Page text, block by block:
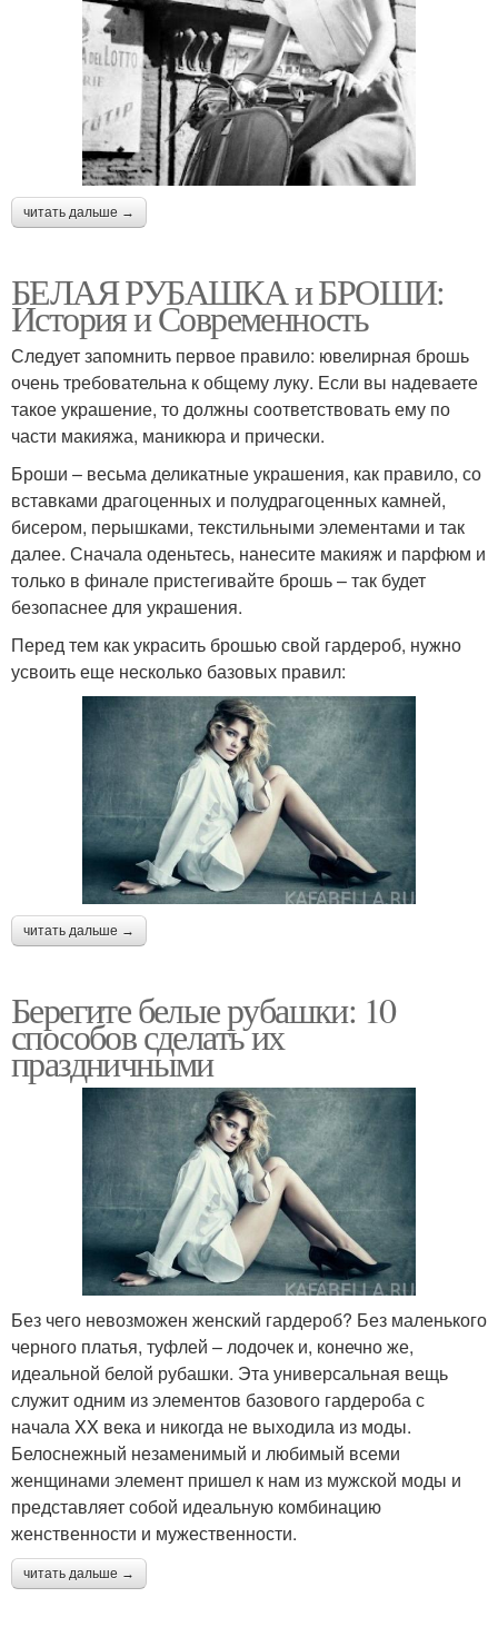
читать дальше →
БЕЛАЯ РУБАШКА и БРОШИ:
История и Современность
Следует запомнить первое правило: ювелирная брошь
очень требовательна к общему луку. Если вы надеваете
такое украшение, то должны соответствовать ему по
части макияжа, маникюра и прически.
Броши – весьма деликатные украшения, как правило, со
вставками драгоценных и полудрагоценных камней,
бисером, перышками, текстильными элементами и так
далее. Сначала оденьтесь, нанесите макияж и парфюм и
только в финале пристегивайте брошь – так будет
безопаснее для украшения.
Перед тем как украсить брошью свой гардероб, нужно
усвоить еще несколько базовых правил:
читать дальше →
Берегите белые рубашки: 10
способов сделать их
праздничными
Без чего невозможен женский гардероб? Без маленького
черного платья, туфлей – лодочек и, конечно же,
идеальной белой рубашки. Эта универсальная вещь
служит одним из элементов базового гардероба с
начала XX века и никогда не выходила из моды.
Белоснежный незаменимый и любимый всеми
женщинами элемент пришел к нам из мужской моды и
представляет собой идеальную комбинацию
женственности и мужественности.
читать дальше →